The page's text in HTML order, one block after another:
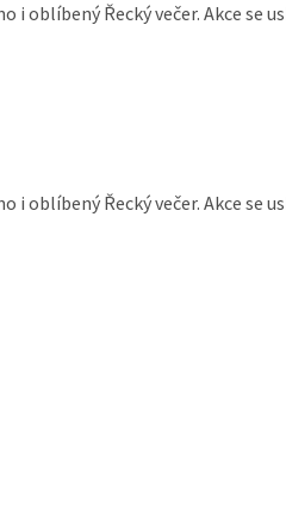
oblíbený Řecký večer. Akce se
oblíbený Řecký večer. Akce se